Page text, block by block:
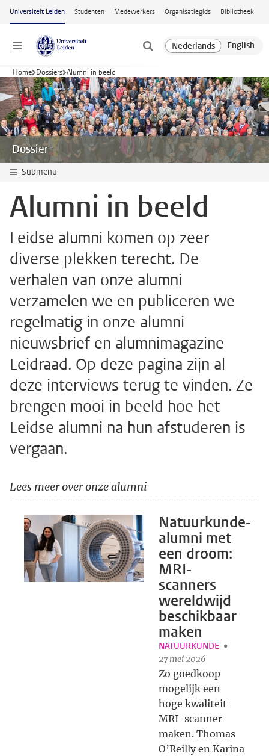
Ga naar hoofdinhoud
Universiteit Leiden Studenten Medewerkers Organisatiegids Bibliotheek
Menu
Home Dossiers Alumni in beeld
Dossier
Submenu
Alumni in beeld
Leidse alumni komen op zeer
diverse plekken terecht. De
verhalen van onze alumni
verzamelen we en publiceren we
regelmatig in onze alumni
nieuwsbrief en alumnimagazine
Leidraad. Op deze pagina zijn al
deze interviews terug te vinden. Ze
brengen mooi in beeld hoe het
Leidse alumni na hun afstuderen is
vergaan.
Lees meer over onze alumni
Natuurkunde-
alumni met
een droom:
MRI-
scanners
wereldwijd
beschikbaar
maken
NATUURKUNDE
27 mei 2026
Zo goedkoop
mogelijk een
hoge kwaliteit
MRI-scanner
maken. Thomas
O’Reilly en Karina